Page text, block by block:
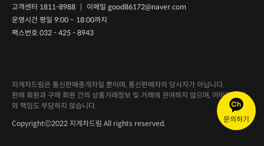
고객센터 1811-8988 | 이메일 good86172@naver.com
운영시간 평일 9:00 ~ 18:00까지
팩스번호 032 - 425 - 8943
지게차드림은 통신판매중개자일 뿐이며, 통신판매자의 당사자가 아닙니다.
판매 회원과 구매 회원 간의 상품거래정보 및 거래에 관여하지 않으며, 어떠한 의무
와 책임도 부담하지 않습니다.
CopyrightⒸ2022 지게차드림 All rights reserved.
문의하기